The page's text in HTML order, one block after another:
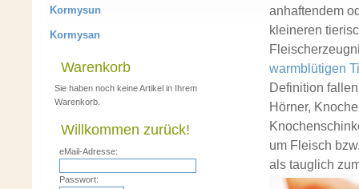
anhaftendem
kleineren
warmblütigen
Definition
Hörner,
um Fleisch
als tauglich
Kormysun
Kormysan
Warenkorb
Sie haben noch keine Artikel in Ihrem
Warenkorb.
Willkommen zurück!
eMail-Adresse:
Passwort: